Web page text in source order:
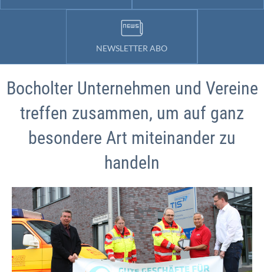
NEWSLETTER ABO
Bocholter Unternehmen und Vereine
treffen zusammen, um auf ganz
besondere Art miteinander zu
handeln